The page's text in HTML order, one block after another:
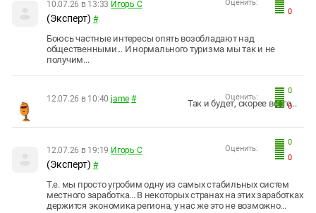
0
Оценить:
10.07.26 в 13:33 Игорь С
(Эксперт) #
Боюсь частные интересы опять возобладают над
общественными... И нормального туризма мы так и не
получим...
0
0
Оценить:
12.07.26 в 10:40 jame # Так и будет, скорее всего...
0
0
Оценить:
12.07.26 в 19:19 Игорь С
(Эксперт) #
Т.е. мы просто угробим одну из самых стабильных систем
местного заработка... В некоторых странах на этих заработках
держится экономика региона, у нас же это не возможно...